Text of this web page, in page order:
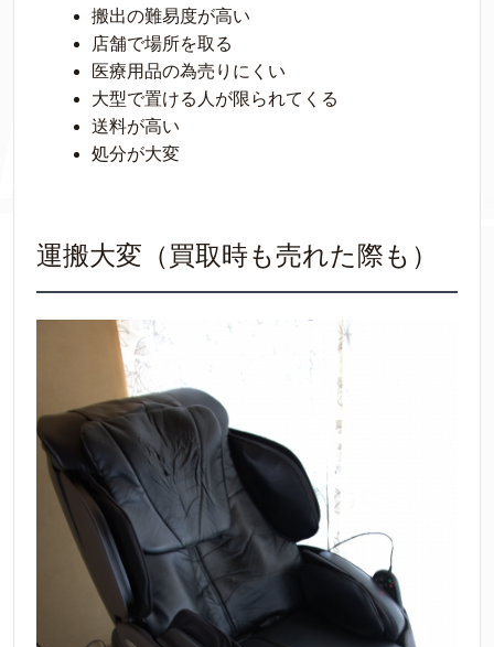
搬出の難易度が高い
店舗で場所を取る
医療用品の為売りにくい
大型で置ける人が限られてくる
送料が高い
処分が大変
運搬大変（買取時も売れた際も）